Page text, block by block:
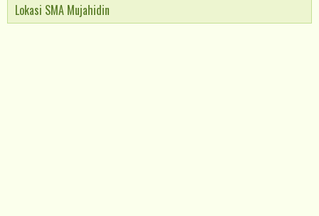
Lokasi SMA Mujahidin